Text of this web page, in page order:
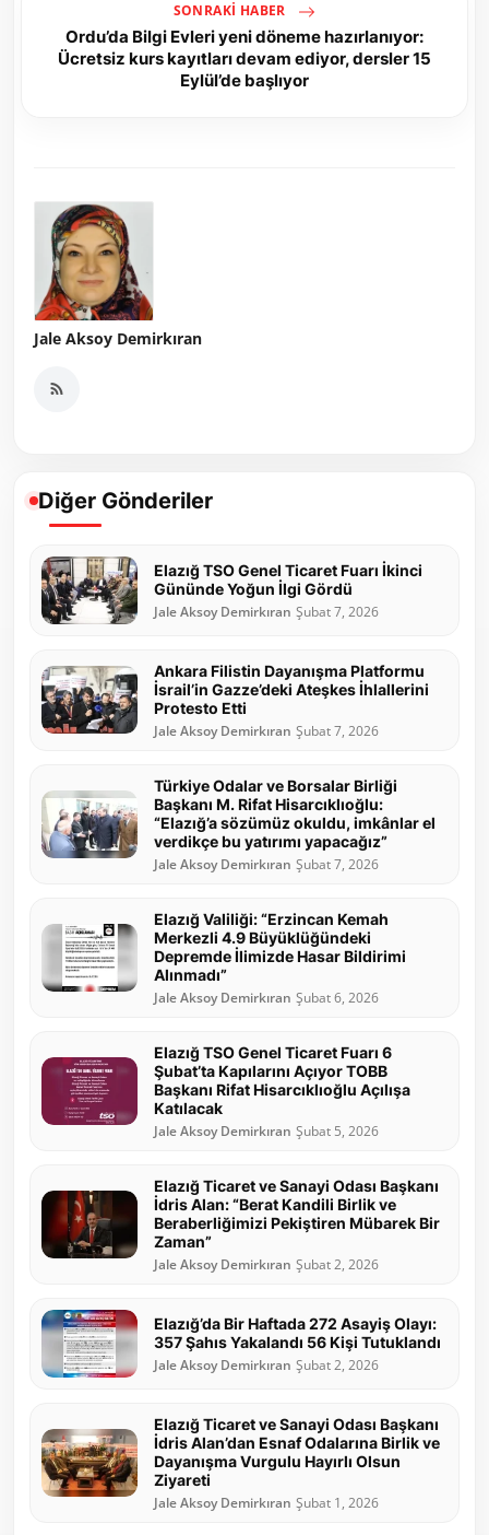
SONRAKI HABER
Ordu’da Bilgi Evleri yeni döneme hazırlanıyor:
Ücretsiz kurs kayıtları devam ediyor, dersler 15
Eylül’de başlıyor
Jale Aksoy Demirkıran
Diğer Gönderiler
Elazığ TSO Genel Ticaret Fuarı İkinci
Gününde Yoğun İlgi Gördü
Jale Aksoy Demirkıran Şubat 7, 2026
Ankara Filistin Dayanışma Platformu
İsrail’in Gazze’deki Ateşkes İhlallerini
Protesto Etti
Jale Aksoy Demirkıran Şubat 7, 2026
Türkiye Odalar ve Borsalar Birliği
Başkanı M. Rifat Hisarcıklıoğlu:
“Elazığ’a sözümüz okuldu, imkânlar el
verdikçe bu yatırımı yapacağız”
Jale Aksoy Demirkıran Şubat 7, 2026
Elazığ Valiliği: “Erzincan Kemah
Merkezli 4.9 Büyüklüğündeki
Depremde İlimizde Hasar Bildirimi
Alınmadı”
Jale Aksoy Demirkıran Şubat 6, 2026
Elazığ TSO Genel Ticaret Fuarı 6
Şubat’ta Kapılarını Açıyor TOBB
Başkanı Rifat Hisarcıklıoğlu Açılışa
Katılacak
Jale Aksoy Demirkıran Şubat 5, 2026
Elazığ Ticaret ve Sanayi Odası Başkanı
İdris Alan: “Berat Kandili Birlik ve
Beraberliğimizi Pekiştiren Mübarek Bir
Zaman”
Jale Aksoy Demirkıran Şubat 2, 2026
Elazığ’da Bir Haftada 272 Asayiş Olayı:
357 Şahıs Yakalandı 56 Kişi Tutuklandı
Jale Aksoy Demirkıran Şubat 2, 2026
Elazığ Ticaret ve Sanayi Odası Başkanı
İdris Alan’dan Esnaf Odalarına Birlik ve
Dayanışma Vurgulu Hayırlı Olsun
Ziyareti
Jale Aksoy Demirkıran Şubat 1, 2026